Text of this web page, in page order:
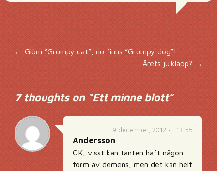
Inläggsnavigering
←Glöm ”Grumpy cat”, nu finns ”Grumpy dog”!
Årets julklapp? →
7 thoughts on “Ett minne blott”
9 december, 2012 kl. 13:55
Andersson
OK, visst kan tanten haft någon
form av demens, men det kan helt